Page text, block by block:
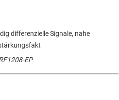
differenzielle Signale, nahe
EP